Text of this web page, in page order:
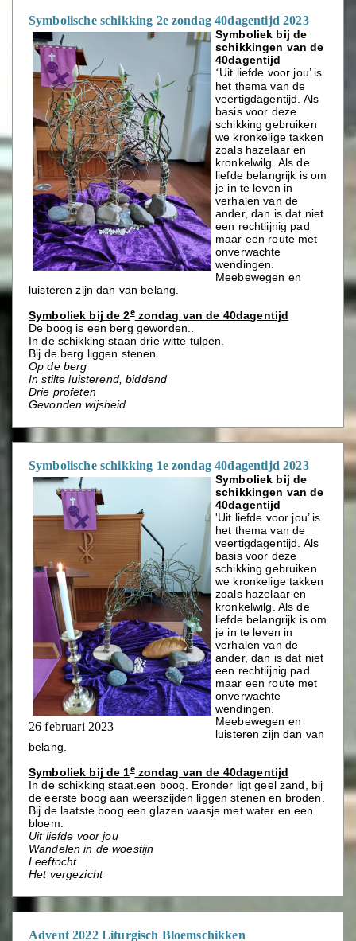
Symbolische schikking 2e zondag 40dagentijd 2023
Symboliek bij de
schikkingen van de
40dagentijd
‘Uit liefde voor jou’ is
het thema van de
veertigdagentijd. Als
basis voor deze
schikking gebruiken
we kronkelige takken
zoals hazelaar en
kronkelwilg. Als de
liefde belangrijk is om
je in te leven in
verhalen van de
ander, dan is dat niet
een rechtlijnig pad
maar een route met
onverwachte
wendingen.
Meebewegen en
luisteren zijn dan van belang.
Symboliek bij de 2ezondag van de 40dagentijd
De boog is een berg geworden..
In de schikking staan drie witte tulpen.
Bij de berg liggen stenen.
Op de berg
In stilte luisterend, biddend
Drie profeten
Gevonden wijsheid
Symbolische schikking 1e zondag 40dagentijd 2023
26 februari 2023
Symboliek bij de
schikkingen van de
40dagentijd
'Uit liefde voor jou’ is
het thema van de
veertigdagentijd. Als
basis voor deze
schikking gebruiken
we kronkelige takken
zoals hazelaar en
kronkelwilg. Als de
liefde belangrijk is om
je in te leven in
verhalen van de
ander, dan is dat niet
een rechtlijnig pad
maar een route met
onverwachte
wendingen.
Meebewegen en
luisteren zijn dan van
belang.
Symboliek bij de 1ezondag van de 40dagentijd
In de schikking staat.een boog. Eronder ligt geel zand, bij
de eerste boog aan weerszijden liggen stenen en broden.
Bij de laatste boog een glazen vaasje met water en een
bloem.
Uit liefde voor jou
Wandelen in de woestijn
Leeftocht
Het vergezicht
Advent 2022 Liturgisch Bloemschikken